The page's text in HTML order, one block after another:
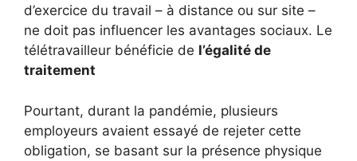
d’exercice du travail – à distance ou sur site –
ne doit pas influencer les avantages sociaux. Le
télétravailleur bénéficie de l’égalité de
traitement
Pourtant, durant la pandémie, plusieurs
employeurs avaient essayé de rejeter cette
obligation, se basant sur la présence physique